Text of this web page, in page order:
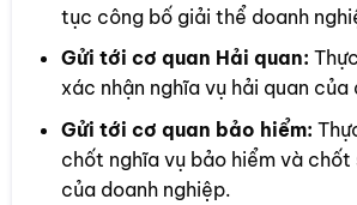
tục công bố giải thể doanh
Gửi tới cơ quan Hải quan:
xác nhận nghĩa vụ hải quan của
Gửi tới cơ quan bảo hiểm:
chốt nghĩa vụ bảo hiểm và chốt
của doanh nghiệp.